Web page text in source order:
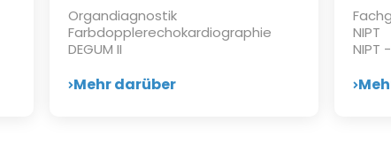
Organdiagnostik
Farbdopplerechokardiographie
DEGUM II
Mehr darüber
NIPT
NIPT